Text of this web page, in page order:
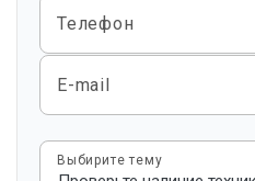
Телефон
E-mail
Выбирите тему